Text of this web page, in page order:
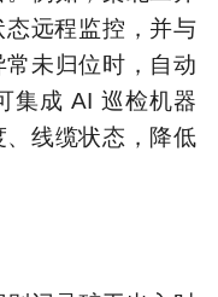
远程监控，并与
未归位时，自动
集成 AI 巡检机器
、线缆状态，降低